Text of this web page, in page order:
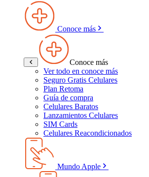
Conoce más
Conoce más
Ver todo en conoce más
Seguro Gratis Celulares
Plan Retoma
Guía de compra
Celulares Baratos
Lanzamientos Celulares
SIM Cards
Celulares Reacondicionados
Mundo Apple